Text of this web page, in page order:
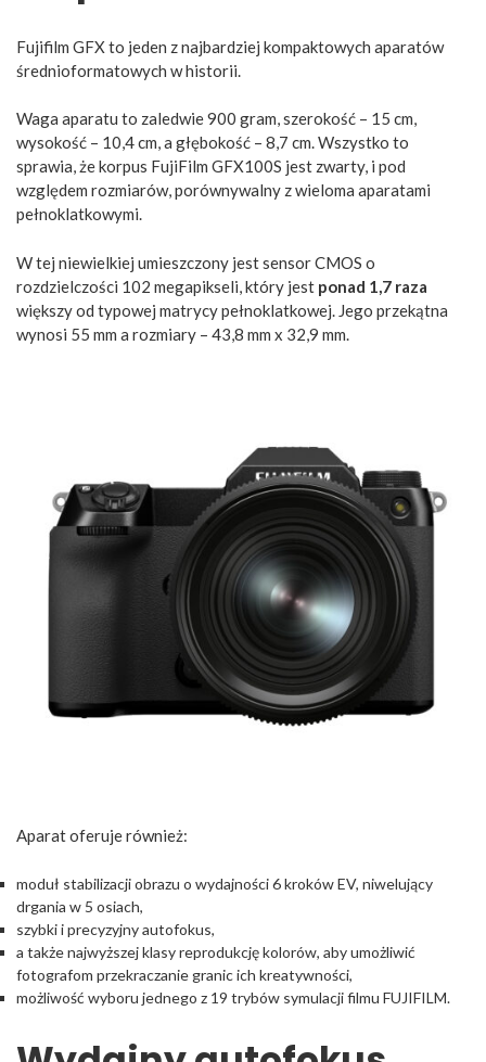
Fujifilm GFX to jeden z najbardziej kompaktowych aparatów
średnioformatowych w historii.
Waga aparatu to zaledwie 900 gram, szerokość – 15 cm,
wysokość – 10,4 cm, a głębokość – 8,7 cm. Wszystko to
sprawia, że korpus FujiFilm GFX100S jest zwarty, i pod
względem rozmiarów, porównywalny z wieloma aparatami
pełnoklatkowymi.
W tej niewielkiej umieszczony jest sensor CMOS o
rozdzielczości 102 megapikseli, który jest ponad 1,7 raza
większy od typowej matrycy pełnoklatkowej. Jego przekątna
wynosi 55 mm a rozmiary – 43,8 mm x 32,9 mm.
Aparat oferuje również:
moduł stabilizacji obrazu o wydajności 6 kroków EV, niwelujący
drgania w 5 osiach,
szybki i precyzyjny autofokus,
a także najwyższej klasy reprodukcję kolorów, aby umożliwić
fotografom przekraczanie granic ich kreatywności,
możliwość wyboru jednego z 19 trybów symulacji filmu FUJIFILM.